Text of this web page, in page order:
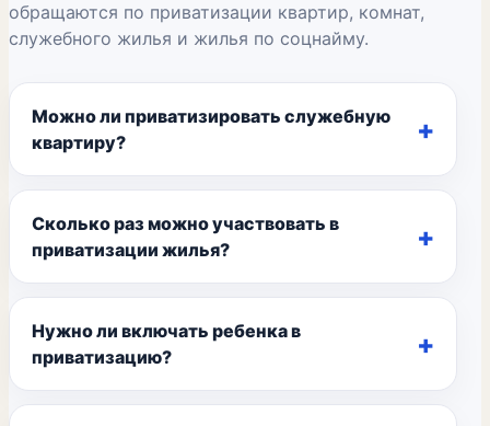
обращаются по приватизации квартир, комнат,
служебного жилья и жилья по соцнайму.
Можно ли приватизировать служебную
квартиру?
Сколько раз можно участвовать в
приватизации жилья?
Нужно ли включать ребенка в
приватизацию?